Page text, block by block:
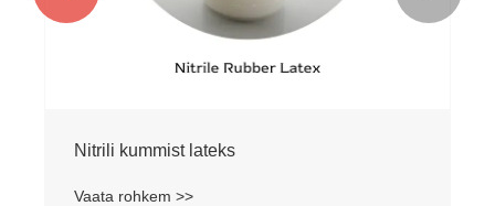
Nitrili kummist lateks
Vaata rohkem >>